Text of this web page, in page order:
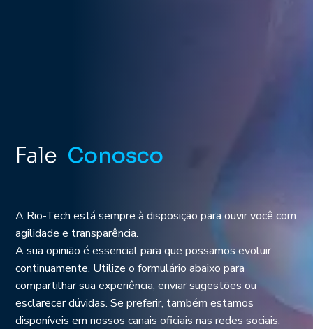
Fale Conosco
A Rio-Tech está sempre à disposição para ouvir você com
agilidade e transparência.
A sua opinião é essencial para que possamos evoluir
continuamente. Utilize o formulário abaixo para
compartilhar sua experiência, enviar sugestões ou
esclarecer dúvidas. Se preferir, também estamos
disponíveis em nossos canais oficiais nas redes sociais.